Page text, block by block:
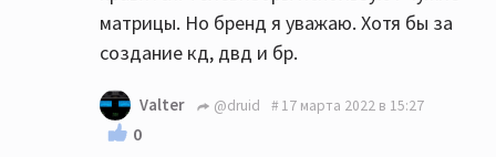
матрицы. Но бренд я уважаю. Хотя бы за
создание кд, двд и бр.
Valter @druid 17 марта 2022 в 15:27
0